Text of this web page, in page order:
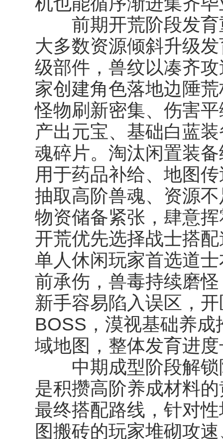
前期开荒阶段发育
大多数资源倾斜升级
级部件，兽纹以凑齐
家创建角色落地边陲
怪物刷新密集、伤害
产出元宝、基础白蓝
魂碎片。淘汰闲置装
用于药品补给、地图
抽取高阶兽魂、资源
物资储备紧张，肆意
开荒优先选择战士搭
单人休闲玩家首选道
前承伤，兽毒持续磨
新手容易陷入误区，
BOSS，漠视基础养
域地图，整体发育进
中期成型阶段解锁
是积攒高阶养成材料
最终搭配路线，针对
图搬砖的玩家堆砌攻